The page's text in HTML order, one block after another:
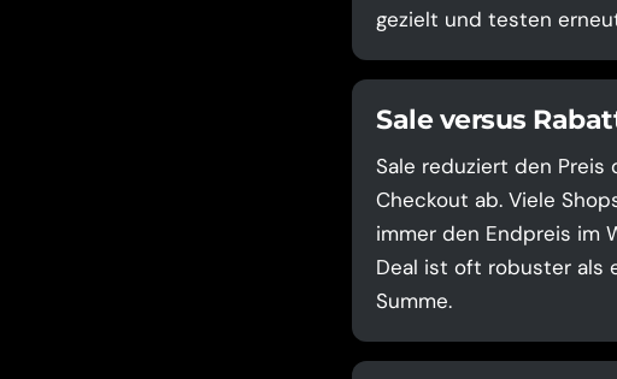
gezielt und testen
Sale versus
Sale reduziert den
Checkout ab. Viele
immer den Endpreis im
Deal ist oft robuster als
Summe.